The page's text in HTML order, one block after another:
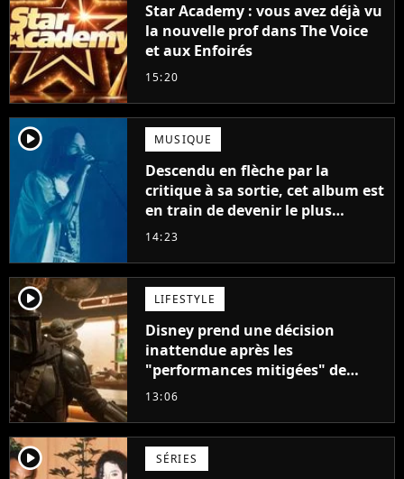
Star Academy : vous avez déjà vu
la nouvelle prof dans The Voice
et aux Enfoirés
15:20
player2 MUSIQUE
Descendu en flèche par la
critique à sa sortie, cet album est
en train de devenir le plus
populaire de son auteur
14:23
player2 LIFESTYLE
Disney prend une décision
inattendue après les
"performances mitigées" de
Vaiana et The Mandalorian &
13:06
player2 SÉRIES